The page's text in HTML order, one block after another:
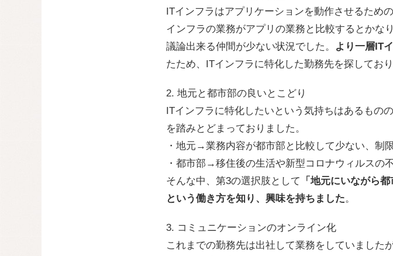
ITインフラはアプリケーションを動作させるため
インフラの業務がアプリの業務と比較するとかな
議論出来る仲間が少ない状況でした。
より一層IT
たため、ITインフラに特化した勤務先を探しており
2. 地元と都市部の良いとこどり
ITインフラに特化したいという気持ちはあるもの
を踏みとどまっておりました。
・地元→業務内容が都市部と比較して少ない、制
・都市部→移住後の生活や新型コロナウィルスの
そんな中、第3の選択肢として 「地元にいながら
という働き方を知り、興味を持ちました。
3. コミュニケーションのオンライン化
これまでの勤務先は出社して業務をしていました